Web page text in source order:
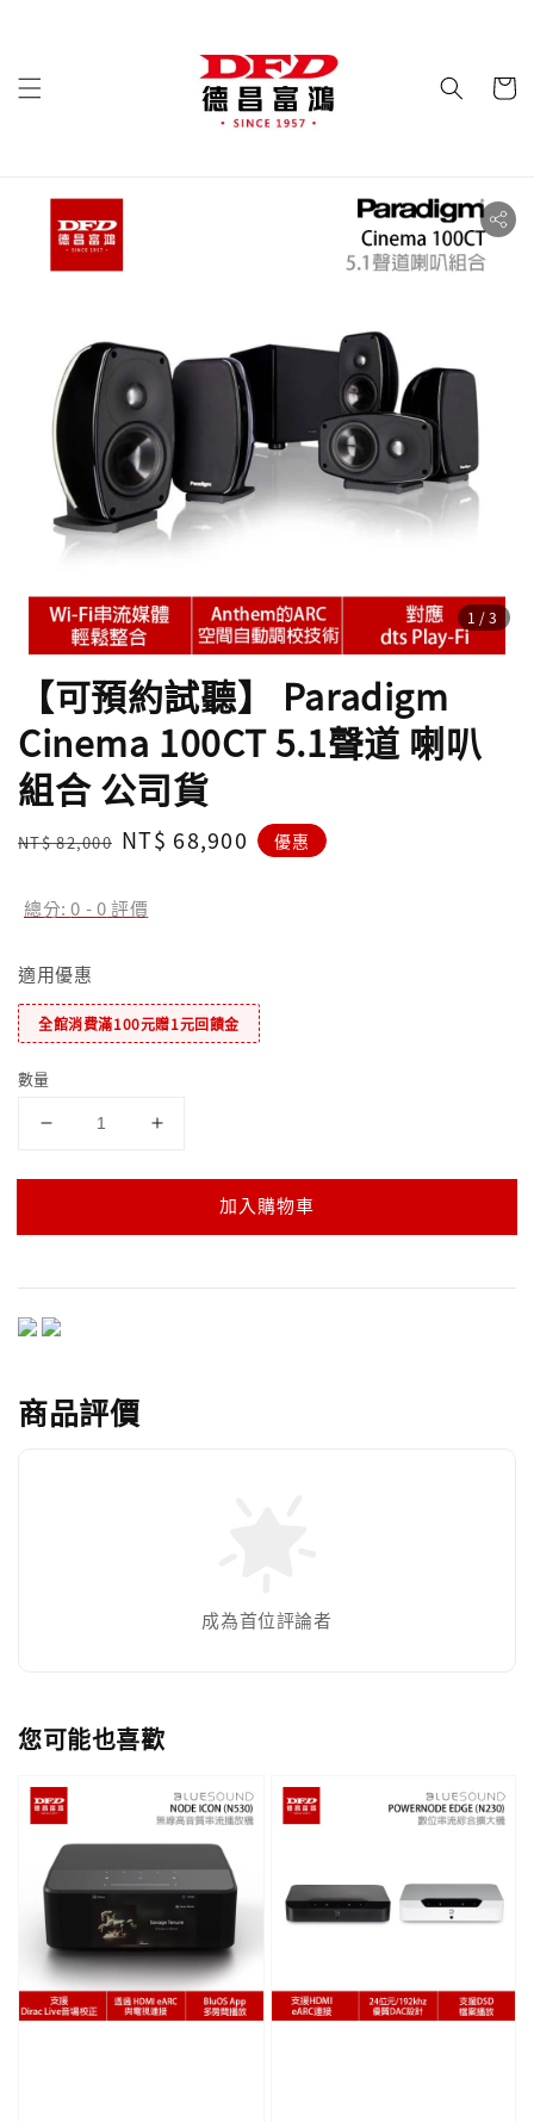
1 /3
【可預約試聽】 Paradigm
Cinema 100CT 5.1聲道 喇叭
組合 公司貨
Regular
NT$ 82,000 Sale
NT$ 68,900 優惠
總分:0 -0評價
適用優惠
全館消費滿100元贈1元回饋金
數量
加入購物車
商品評價
成為首位評論者
您可能也喜歡